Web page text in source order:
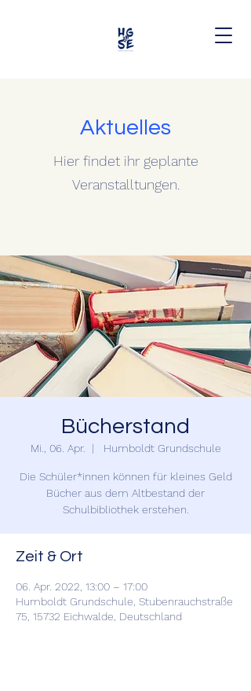
Aktuelles
Hier findet ihr geplante
Veranstalltungen.
Bücherstand
Mi., 06. Apr.
  |
Humboldt Grundschule
Die Schüler*innen können für kleines Geld
Bücher aus dem Altbestand der
Schulbibliothek erstehen.
Zeit & Ort
06. Apr. 2022, 13:00 – 17:00
Humboldt Grundschule, Stubenrauchstraße
75, 15732 Eichwalde, Deutschland